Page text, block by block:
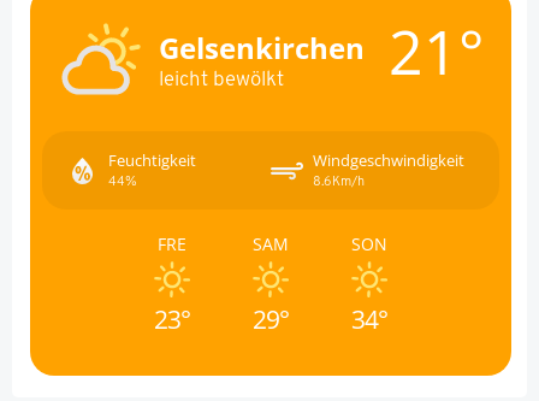
Gelsenkirchen
leicht bewölkt 21°
Feuchtigkeit
44%
Windgeschwindigkeit
8.6Km/h
FRE
23°
SAM
29°
SON
34°